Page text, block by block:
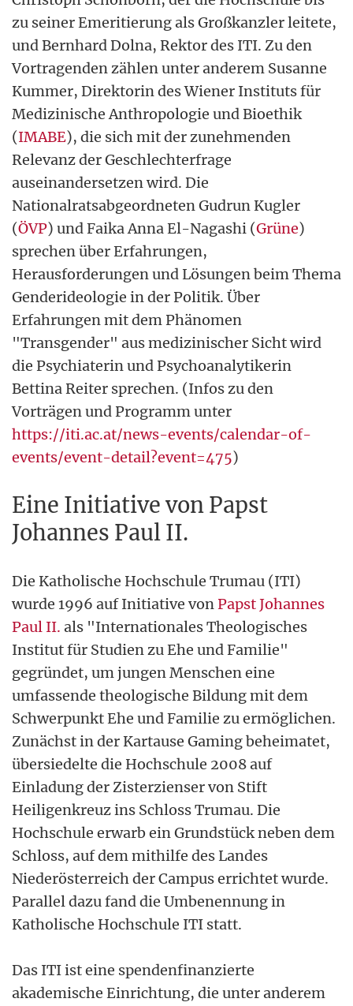
zu seiner Emeritierung als Großkanzler leitete,
und Bernhard Dolna, Rektor des ITI. Zu den
Vortragenden zählen unter anderem Susanne
Kummer, Direktorin des Wiener Instituts für
Medizinische Anthropologie und Bioethik
(IMABE), die sich mit der zunehmenden
Relevanz der Geschlechterfrage
auseinandersetzen wird. Die
Nationalratsabgeordneten Gudrun Kugler
(ÖVP) und Faika Anna El-Nagashi (Grüne)
sprechen über Erfahrungen,
Herausforderungen und Lösungen beim Thema
Genderideologie in der Politik. Über
Erfahrungen mit dem Phänomen
"Transgender" aus medizinischer Sicht wird
die Psychiaterin und Psychoanalytikerin
Bettina Reiter sprechen. (Infos zu den
Vorträgen und Programm unter
https://iti.ac.at/news-events/calendar-of-
events/event-detail?event=475)
Eine Initiative von Papst
Johannes Paul II.
Die Katholische Hochschule Trumau (ITI)
wurde 1996 auf Initiative vonPapst Johannes
Paul II. als "Internationales Theologisches
Institut für Studien zu Ehe und Familie"
gegründet, um jungen Menschen eine
umfassende theologische Bildung mit dem
Schwerpunkt Ehe und Familie zu ermöglichen.
Zunächst in der Kartause Gaming beheimatet,
übersiedelte die Hochschule 2008 auf
Einladung der Zisterzienser von Stift
Heiligenkreuz ins Schloss Trumau. Die
Hochschule erwarb ein Grundstück neben dem
Schloss, auf dem mithilfe des Landes
Niederösterreich der Campus errichtet wurde.
Parallel dazu fand die Umbenennung in
Katholische Hochschule ITI statt.
Das ITI ist eine spendenfinanzierte
akademische Einrichtung, die unter anderem